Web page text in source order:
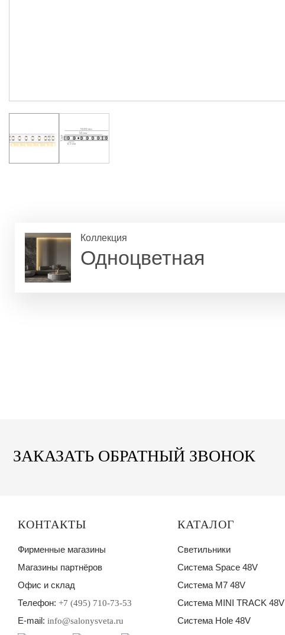
Коллекция
Одноцветная
ЗАКАЗАТЬ ОБРАТНЫЙ ЗВОНОК
КАТАЛОГ
Светильники
Система Space 48V
Система M7 48V
Система MINI TRACK 48V
Система Hole 48V
КОНТАКТЫ
Фирменные магазины
Магазины партнёров
Офис и склад
Телефон: +7 (495) 710-73-53
E-mail: info@salonysveta.ru